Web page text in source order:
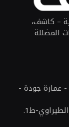
– كاشف،
المضللة
عمارة جودة -
ط1.